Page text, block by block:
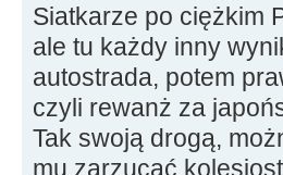
Siatkarze po ciężkim
ale tu każdy inny
autostrada, potem
czyli rewanż za
Tak swoją drogą,
mu zarzucać